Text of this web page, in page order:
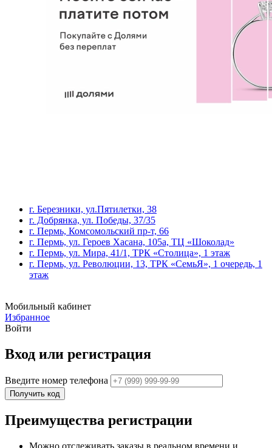
г. Березники, ул.Пятилетки, 38
г. Добрянка, ул. Победы, 37/35
г. Пермь, Комсомольский пр-т, 66
г. Пермь, ул. Героев Хасана, 105а, ТЦ «Шоколад»
г. Пермь, ул. Мира, 41/1, ТРК «Столица», 1 этаж
г. Пермь, ул. Революции, 13, ТРК «СемьЯ», 1 очередь, 1
этаж
Мобильный кабинет
Избранное
Войти
Вход или регистрация
Введите номер телефона
Получить код
Преимущества регистрации
Можно отслеживать заказы в реальном времени и